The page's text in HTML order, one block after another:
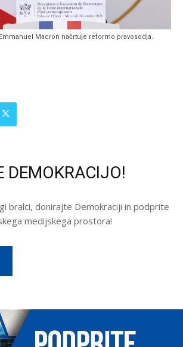
Macron načrtuje reformo pravosodja.
DEMOKRACIJO!
bralci, donirajte Demokraciji in podprite
medijskega prostora!